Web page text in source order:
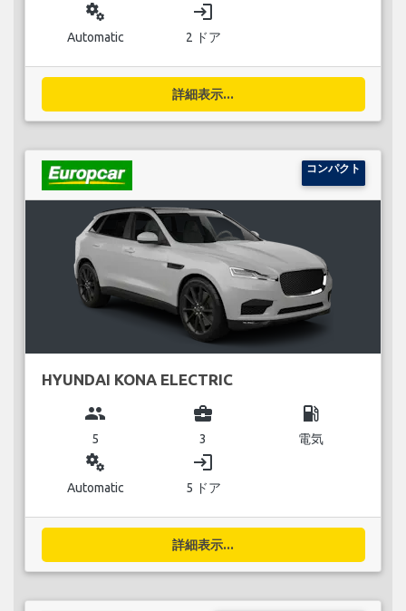
miscellaneous_services
Automatic
login
2 ドア
詳細表示...
コンパクト
HYUNDAI KONA ELECTRIC
group
5
business_center
3
local_gas_station
電気
miscellaneous_services
Automatic
login
5 ドア
詳細表示...